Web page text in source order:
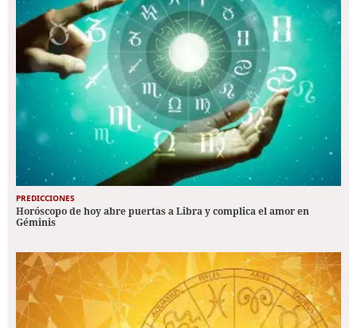
PREDICCIONES
Horóscopo de hoy abre puertas a Libra y complica el amor en
Géminis